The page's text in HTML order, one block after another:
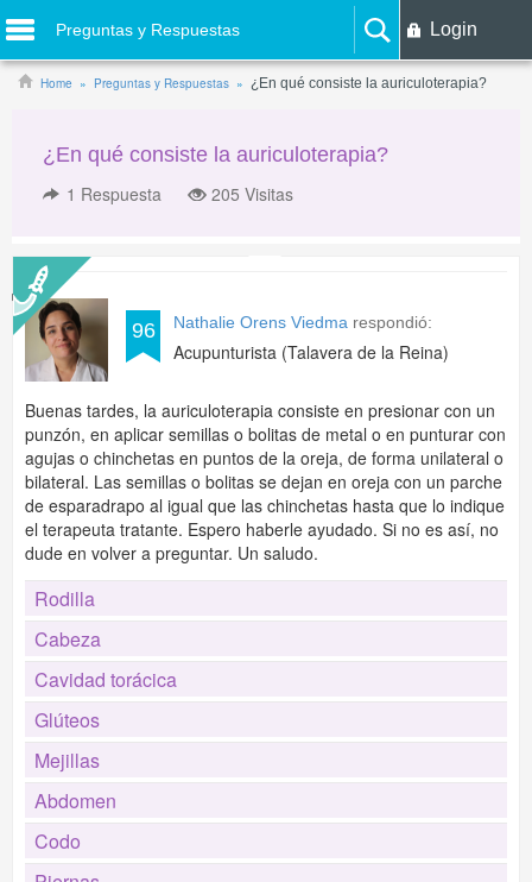
Preguntas y Respuestas Login
Home Preguntas y Respuestas ¿En qué consiste la auriculoterapia?
¿En qué consiste la auriculoterapia?
1 Respuesta 205 Visitas
96 Nathalie Orens Viedma respondió:
Acupunturista (Talavera de la Reina)
Buenas tardes, la auriculoterapia consiste en presionar con un
punzón, en aplicar semillas o bolitas de metal o en punturar con
agujas o chinchetas en puntos de la oreja, de forma unilateral o
bilateral. Las semillas o bolitas se dejan en oreja con un parche
de esparadrapo al igual que las chinchetas hasta que lo indique
el terapeuta tratante. Espero haberle ayudado. Si no es así, no
dude en volver a preguntar. Un saludo.
Rodilla
Cabeza
Cavidad torácica
Glúteos
Mejillas
Abdomen
Codo